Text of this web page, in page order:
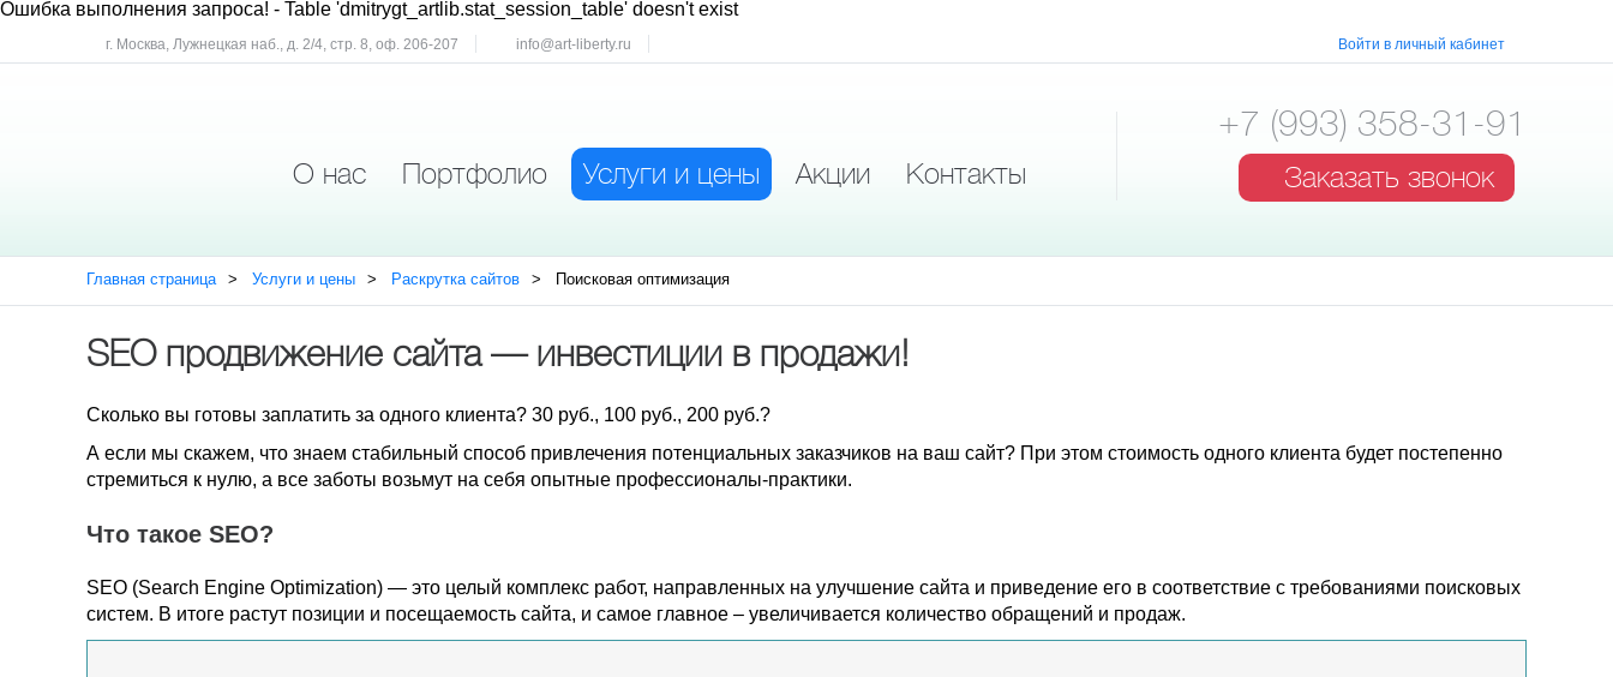
Ошибка выполнения запроса! - Table 'dmitrygt_artlib.stat_session_table' doesn't exist
г. Москва, Лужнецкая наб., д. 2/4, стр. 8, оф. 206-207 info@art-liberty.ru Войти в личный кабинет
О нас Портфолио Услуги и цены Акции Контакты
+7 (993) 358-31-91
Заказать звонок
Главная страница Услуги и цены Раскрутка сайтов Поисковая оптимизация
SEO продвижение сайта — инвестиции в продажи!
Сколько вы готовы заплатить за одного клиента? 30 руб., 100 руб., 200 руб.?
А если мы скажем, что знаем стабильный способ привлечения потенциальных заказчиков на ваш сайт? При этом стоимость одного клиента будет постепенно
стремиться к нулю, а все заботы возьмут на себя опытные профессионалы-практики.
Что такое SEO?
SEO (Search Engine Optimization) — это целый комплекс работ, направленных на улучшение сайта и приведение его в соответствие с требованиями поисковых
систем. В итоге растут позиции и посещаемость сайта, и самое главное – увеличивается количество обращений и продаж.